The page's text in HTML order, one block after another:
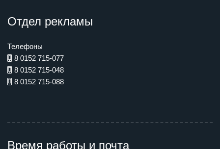
Отдел рекламы
Телефоны
8 0152 715-077
8 0152 715-048
8 0152 715-088
Время работы и почта